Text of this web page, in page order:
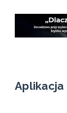
Aplikacja